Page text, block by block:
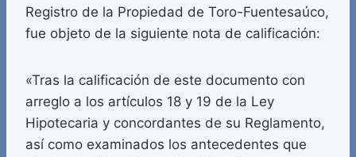
Registro de la Propiedad de Toro-Fuentesaúco,
fue objeto de la siguiente nota de calificación:
«Tras la calificación de este documento con
arreglo a los artículos 18 y 19 de la Ley
Hipotecaria y concordantes de su Reglamento,
así como examinados los antecedentes que